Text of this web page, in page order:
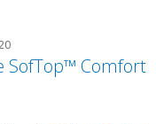
SofTop™ Comfort